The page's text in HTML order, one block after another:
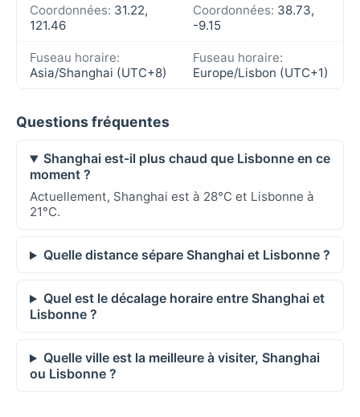
Coordonnées: 31.22,
121.46
Coordonnées: 38.73,
-9.15
Fuseau horaire:
Asia/Shanghai (UTC+8)
Fuseau horaire:
Europe/Lisbon (UTC+1)
Questions fréquentes
Shanghai est-il plus chaud que Lisbonne en ce
moment ?
Actuellement, Shanghai est à 28°C et Lisbonne à
21°C.
Quelle distance sépare Shanghai et Lisbonne ?
Quel est le décalage horaire entre Shanghai et
Lisbonne ?
Quelle ville est la meilleure à visiter, Shanghai
ou Lisbonne ?